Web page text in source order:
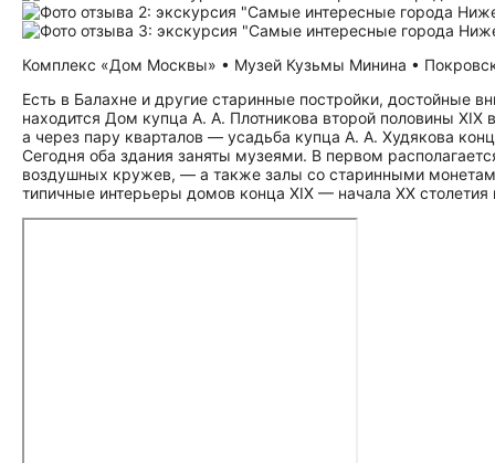
Комплекс «Дом Москвы» • Музей Кузьмы Минина •
Есть в Балахне и другие старинные постройки, достойные
находится Дом купца А. А. Плотникова второй половины
а через пару кварталов — усадьба купца А. А. Худякова
Сегодня оба здания заняты музеями. В первом
воздушных кружев, — а также залы со старинными
типичные интерьеры домов конца XIX — начала XX